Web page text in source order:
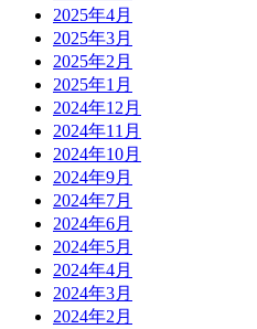
2025年4月
2025年3月
2025年2月
2025年1月
2024年12月
2024年11月
2024年10月
2024年9月
2024年7月
2024年6月
2024年5月
2024年4月
2024年3月
2024年2月